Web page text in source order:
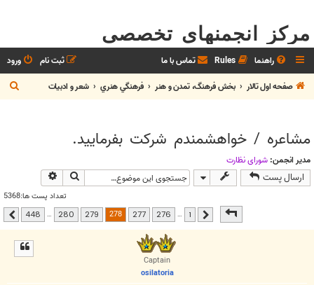
مرکز انجمنهای تخصصی
راهنما Rules تماس با ما ورود
ثبت نام
صفحه اول تالار
بخش فرهنگ، تمدن و هنر فرهنگي هنري شعر و ادبيات
ج
س
مشاعره / خواهشمندم شرکت بفرماييد.
مدیر انجمن: شوراي نظارت
ارسال پست جستجو
تعداد پست ها:5368
448 قبلی …
276
277
278
279
280
…
448 بعدی
Captain
osilatoria